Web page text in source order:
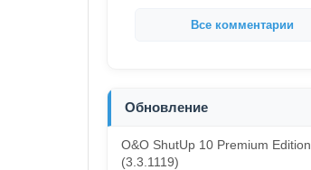
Все комментарии
Обновление
O&O ShutUp 10 Premium Edition
(3.3.1119)